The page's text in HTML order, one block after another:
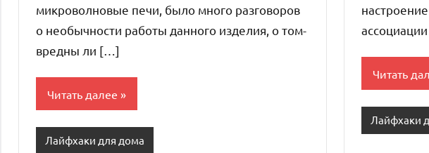
микроволновые печи, было много разговоров
о необычности работы данного изделия, о том-
вредны ли […]
Читать далее
Лайфхаки для дома
Читать
Лайфхаки